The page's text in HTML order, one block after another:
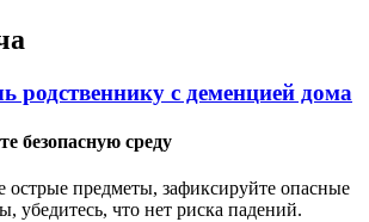
родственнику с деменцией дома
безопасную среду
острые предметы, зафиксируйте опасные
убедитесь, что нет риска падений.